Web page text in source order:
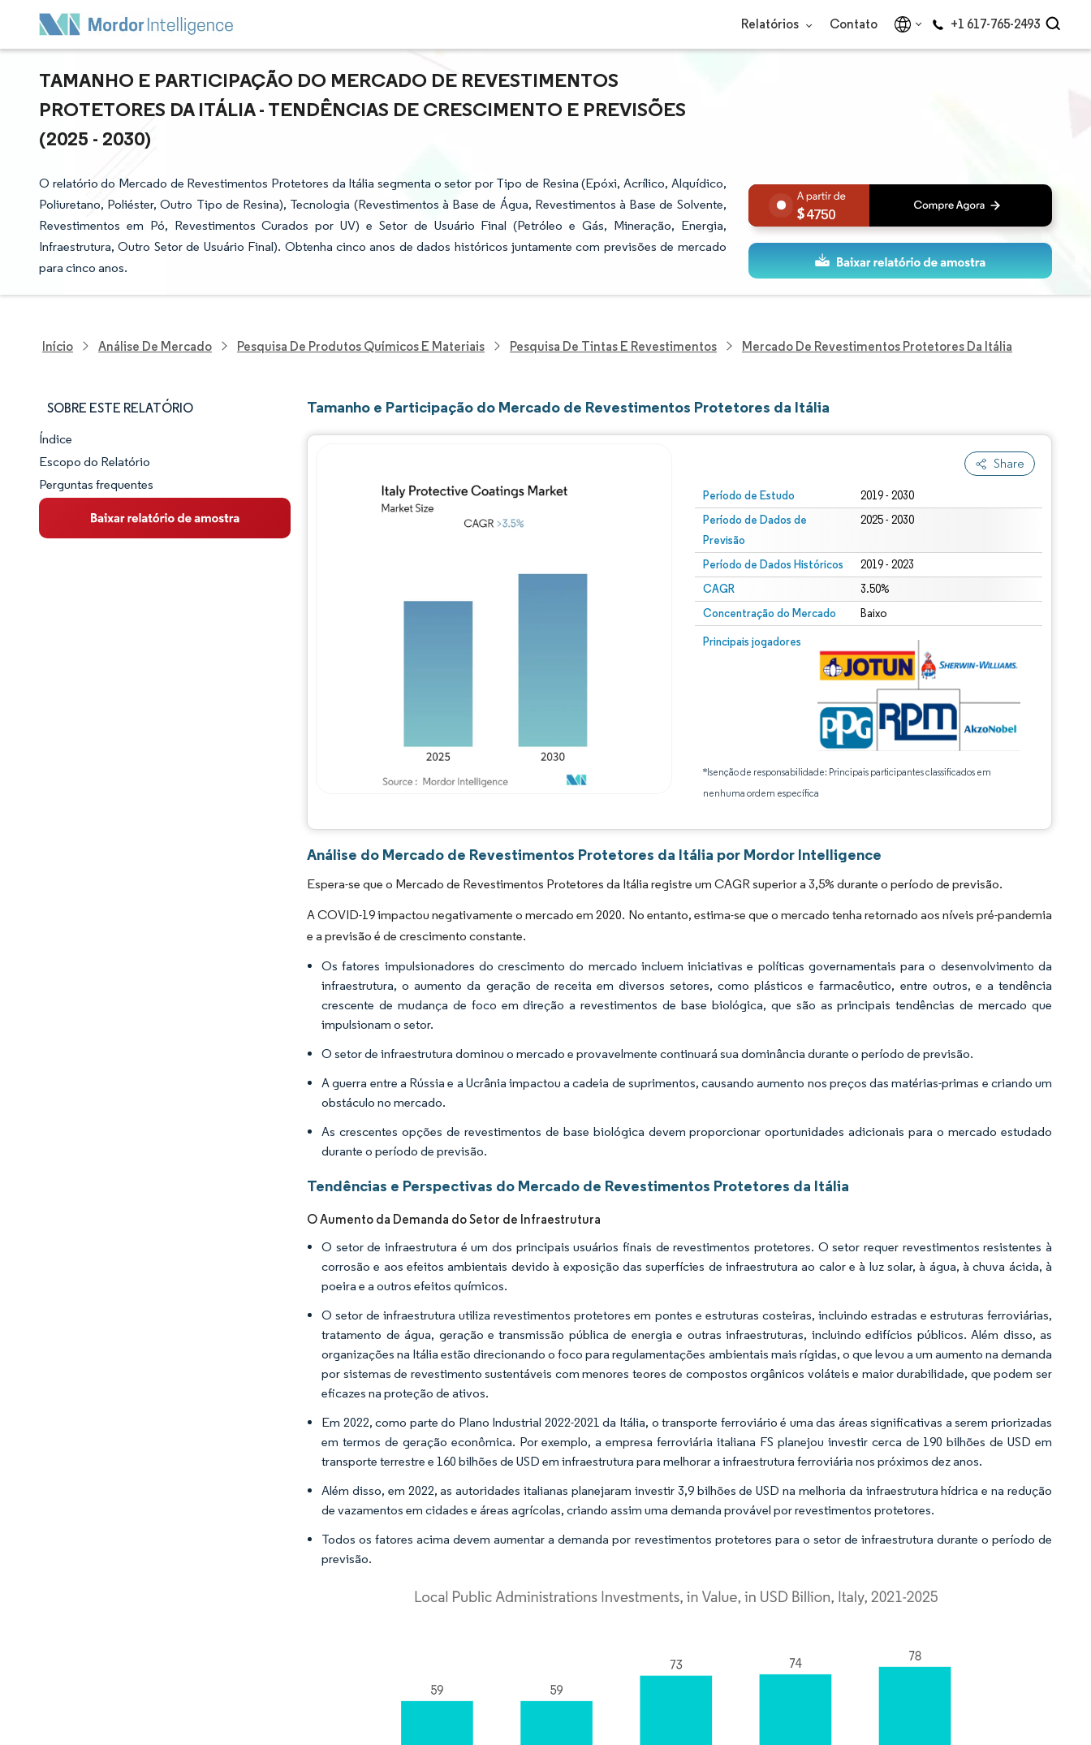
Relatórios Contato +1 617-765-2493
TAMANHO E PARTICIPAÇÃO DO MERCADO DE REVESTIMENTOS
PROTETORES DA ITÁLIA - TENDÊNCIAS DE CRESCIMENTO E PREVISÕES
(2025 - 2030)
O relatório do Mercado de Revestimentos Protetores da Itália segmenta o setor por Tipo de Resina (Epóxi, Acrílico, Alquídico,
Poliuretano, Poliéster, Outro Tipo de Resina), Tecnologia (Revestimentos à Base de Água, Revestimentos à Base de Solvente,
Revestimentos em Pó, Revestimentos Curados por UV) e Setor de Usuário Final (Petróleo e Gás, Mineração, Energia,
Infraestrutura, Outro Setor de Usuário Final). Obtenha cinco anos de dados históricos juntamente com previsões de mercado
para cinco anos.
4750
Início Análise De Mercado Pesquisa De Produtos Químicos E Materiais Pesquisa De Tintas E Revestimentos Mercado De Revestimentos Protetores Da Itália
SOBRE ESTE RELATÓRIO
Panorama do Mercado
Visão Geral do Mercado
Principais Tendências de Mercado
Índice
Escopo do Relatório
Perguntas frequentes
Tamanho e Participação do Mercado de Revestimentos Protetores da Itália
Share
Período de Estudo 2019 - 2030
Período de Dados de
Previsão
2025 - 2030
Período de Dados Históricos 2019 - 2023
CAGR 3.50%
Concentração do Mercado Baixo
Principais jogadores
*Isenção de responsabilidade: Principais participantes classificados em
nenhuma ordem específica
Análise do Mercado de Revestimentos Protetores da Itália por Mordor Intelligence
Espera-se que o Mercado de Revestimentos Protetores da Itália registre um CAGR superior a 3,5% durante o período de previsão.
A COVID-19 impactou negativamente o mercado em 2020. No entanto, estima-se que o mercado tenha retornado aos níveis pré-pandemia
e a previsão é de crescimento constante.
Os fatores impulsionadores do crescimento do mercado incluem iniciativas e políticas governamentais para o desenvolvimento da
infraestrutura, o aumento da geração de receita em diversos setores, como plásticos e farmacêutico, entre outros, e a tendência
crescente de mudança de foco em direção a revestimentos de base biológica, que são as principais tendências de mercado que
impulsionam o setor.
O setor de infraestrutura dominou o mercado e provavelmente continuará sua dominância durante o período de previsão.
A guerra entre a Rússia e a Ucrânia impactou a cadeia de suprimentos, causando aumento nos preços das matérias-primas e criando um
obstáculo no mercado.
As crescentes opções de revestimentos de base biológica devem proporcionar oportunidades adicionais para o mercado estudado
durante o período de previsão.
Tendências e Perspectivas do Mercado de Revestimentos Protetores da Itália
O Aumento da Demanda do Setor de Infraestrutura
O setor de infraestrutura é um dos principais usuários finais de revestimentos protetores. O setor requer revestimentos resistentes à
corrosão e aos efeitos ambientais devido à exposição das superfícies de infraestrutura ao calor e à luz solar, à água, à chuva ácida, à
poeira e a outros efeitos químicos.
O setor de infraestrutura utiliza revestimentos protetores em pontes e estruturas costeiras, incluindo estradas e estruturas ferroviárias,
tratamento de água, geração e transmissão pública de energia e outras infraestruturas, incluindo edifícios públicos. Além disso, as
organizações na Itália estão direcionando o foco para regulamentações ambientais mais rígidas, o que levou a um aumento na demanda
por sistemas de revestimento sustentáveis com menores teores de compostos orgânicos voláteis e maior durabilidade, que podem ser
eficazes na proteção de ativos.
Em 2022, como parte do Plano Industrial 2022-2021 da Itália, o transporte ferroviário é uma das áreas significativas a serem priorizadas
em termos de geração econômica. Por exemplo, a empresa ferroviária italiana FS planejou investir cerca de 190 bilhões de USD em
transporte terrestre e 160 bilhões de USD em infraestrutura para melhorar a infraestrutura ferroviária nos próximos dez anos.
Além disso, em 2022, as autoridades italianas planejaram investir 3,9 bilhões de USD na melhoria da infraestrutura hídrica e na redução
de vazamentos em cidades e áreas agrícolas, criando assim uma demanda provável por revestimentos protetores.
Todos os fatores acima devem aumentar a demanda por revestimentos protetores para o setor de infraestrutura durante o período de
previsão.